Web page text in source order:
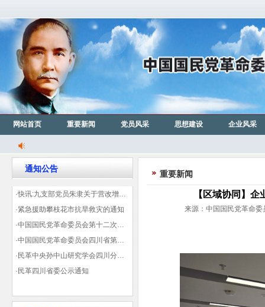
网站首页 重要新闻 党员风采 思想建设 企业风采
通知公告
·快讯:九支部党员朱隶关于营改增信息宣传力度的建议那篇已被省政协采用
·紧急援助攀枝花市抗旱救灾的通知
·中国国民党革命委员会第十二次全国代表大会代表登记表（下载）
·中国国民党革命委员会四川省第十一次代表大会代表登记表（下载）
·民革中央孙中山研究学会四川分会领导机构及成员名单
·民革四川省委公示通知
重要新闻
【区域协同】
来源：中国国民党革命